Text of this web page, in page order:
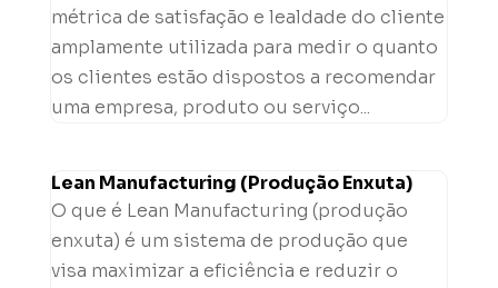
métrica de satisfação e lealdade do cliente
amplamente utilizada para medir o quanto
os clientes estão dispostos a recomendar
uma empresa, produto ou serviço...
Lean Manufacturing (Produção Enxuta)
O que é Lean Manufacturing (produção
enxuta) é um sistema de produção que
visa maximizar a eficiência e reduzir o